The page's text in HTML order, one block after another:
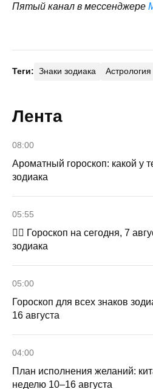
Пятый канал в мессенджере
Теги: Знаки зодиака Астрология
Лента
08:00
Ароматный гороскоп: какой у
зодиака
05:55
🧙‍♀ Гороскоп на сегодня, 7
зодиака
05:00
Гороскоп для всех знаков
16 августа
04:00
План исполнения желаний:
неделю 10–16 августа